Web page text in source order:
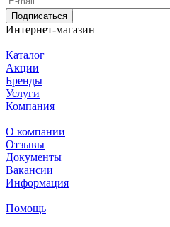
Подписаться
Интернет-магазин
Каталог
Акции
Бренды
Услуги
Компания
О компании
Отзывы
Документы
Вакансии
Информация
Помощь